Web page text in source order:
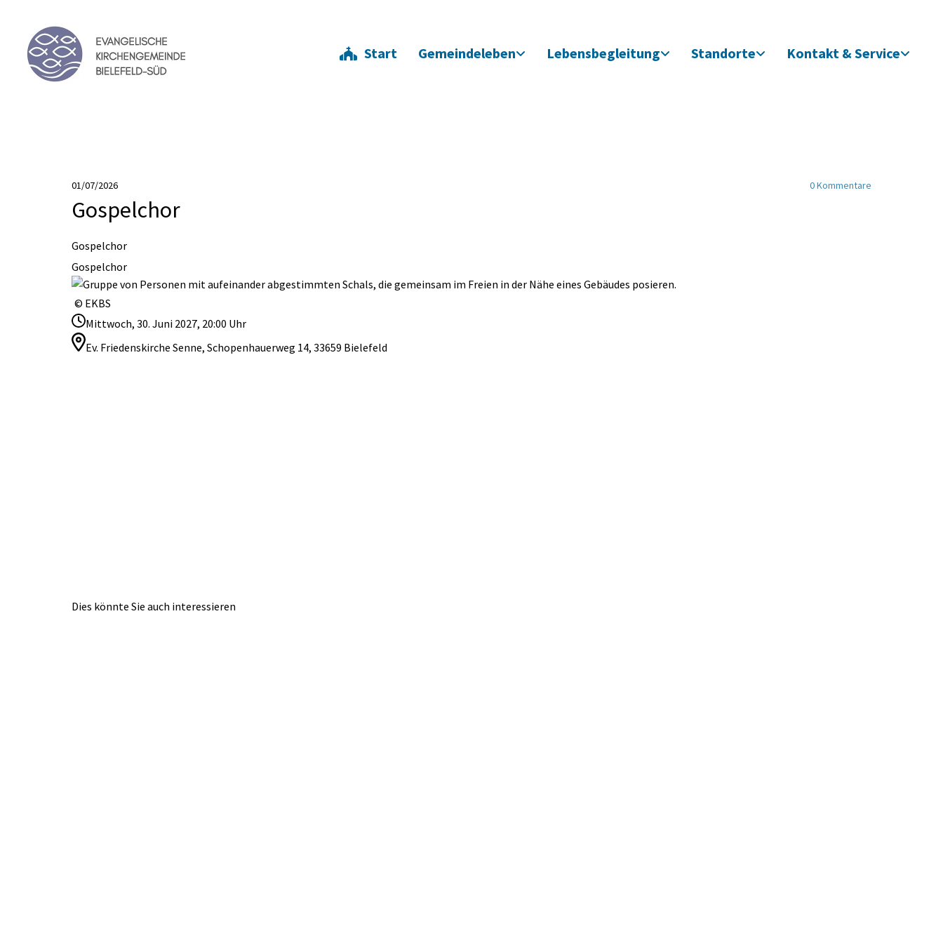
Start Gemeindeleben Lebensbegleitung Standorte Kontakt & Service
01/07/2026 0Kommentare
Gospelchor
Gospelchor
Gospelchor
© EKBS
Mittwoch, 30. Juni 2027, 20:00 Uhr
Ev. Friedenskirche Senne, Schopenhauerweg 14, 33659 Bielefeld
Dies könnte Sie auch interessieren